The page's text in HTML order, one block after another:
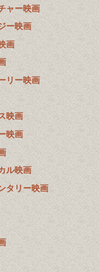
ャー映画
ー映画
画
リー映画
映画
映画
ル映画
タリー映画